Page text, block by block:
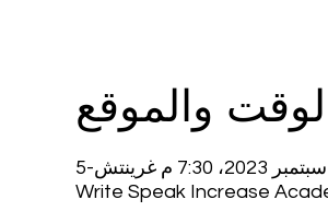
والموقع
Write Speak Increase